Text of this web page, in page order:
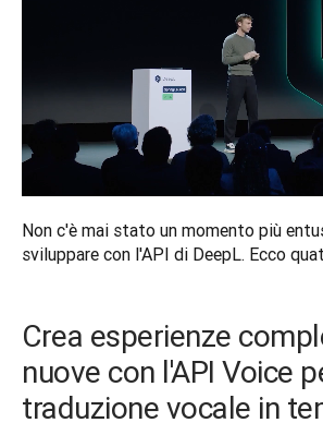
Non c'è mai stato un momento più
sviluppare con l'API di DeepL. Ecco
Crea esperienze
nuove con l'API Voice
traduzione vocale in